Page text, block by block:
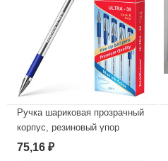
Ручка шариковая прозрачный
корпус, резиновый упор
(ErichKrause) Ультра (ULTRA)
75,16 ₽